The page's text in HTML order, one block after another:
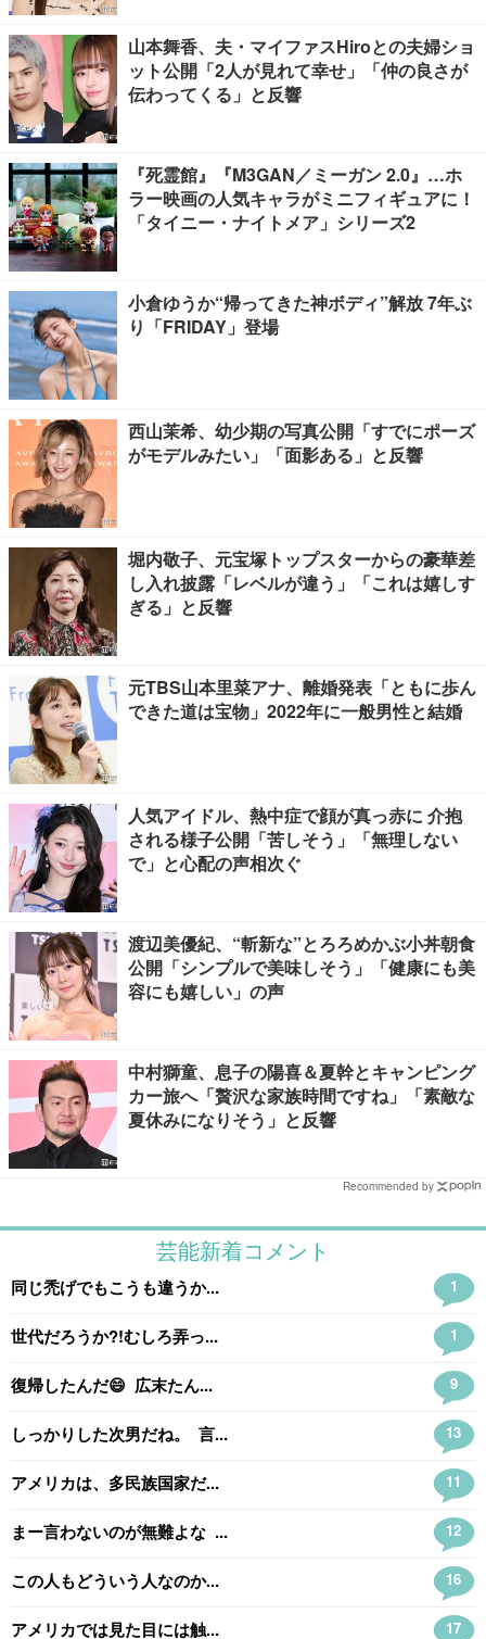
山本舞香、夫・マイファスHiroとの夫婦ショ
ット公開「2人が見れて幸せ」「仲の良さが
伝わってくる」と反響
『死霊館』『M3GAN／ミーガン 2.0』…ホ
ラー映画の人気キャラがミニフィギュアに！
「タイニー・ナイトメア」シリーズ2
小倉ゆうか“帰ってきた神ボディ”解放 7年ぶ
り「FRIDAY」登場
西山茉希、幼少期の写真公開「すでにポーズ
がモデルみたい」「面影ある」と反響
堀内敬子、元宝塚トップスターからの豪華差
し入れ披露「レベルが違う」「これは嬉しす
ぎる」と反響
元TBS山本里菜アナ、離婚発表「ともに歩ん
できた道は宝物」2022年に一般男性と結婚
人気アイドル、熱中症で顔が真っ赤に 介抱
される様子公開「苦しそう」「無理しない
で」と心配の声相次ぐ
渡辺美優紀、“斬新な”とろろめかぶ小丼朝食
公開「シンプルで美味しそう」「健康にも美
容にも嬉しい」の声
中村獅童、息子の陽喜＆夏幹とキャンピング
カー旅へ「贅沢な家族時間ですね」「素敵な
夏休みになりそう」と反響
Recommended by